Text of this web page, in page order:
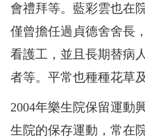
會禮拜等。藍彩雲也在
僅曾擔任過貞德舍舍長
看護工，並且長期替病
者等。平常也種種花草
2004年樂生院保留運動
生院的保存運動，常在